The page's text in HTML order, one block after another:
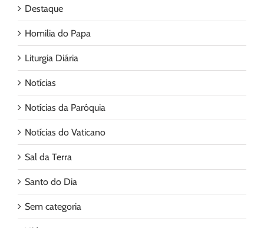
Destaque
Homilia do Papa
Liturgia Diária
Notícias
Notícias da Paróquia
Notícias do Vaticano
Sal da Terra
Santo do Dia
Sem categoria